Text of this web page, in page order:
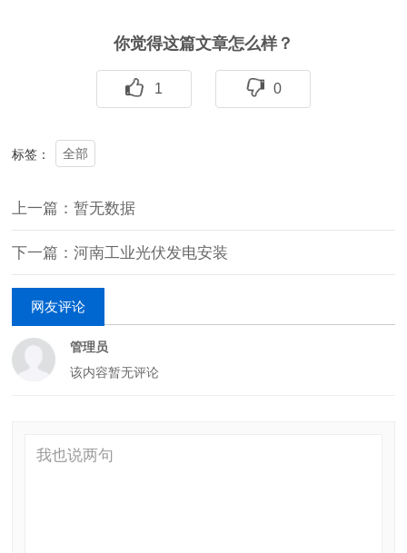
你觉得这篇文章怎么样？
1 0
标签： 全部
上一篇：暂无数据
下一篇：河南工业光伏发电安装
网友评论
管理员
该内容暂无评论